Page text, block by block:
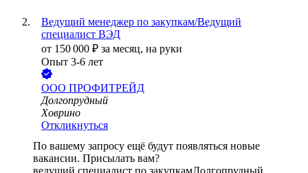
Ведущий менеджер по закупкам/Ведущий
специалист ВЭД
от 150 000 ₽ за месяц, на руки
Опыт 3-6 лет
ООО ПРОФИТРЕЙД
Долгопрудный
Ховрино
Откликнуться
По вашему запросу ещё будут появляться новые
вакансии. Присылать вам?